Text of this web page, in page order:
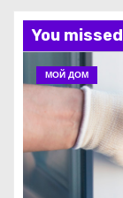
You missed
МОЙ ДОМ